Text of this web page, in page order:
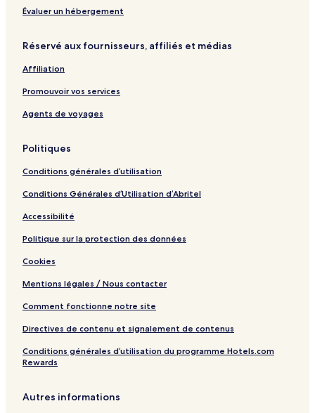
Évaluer un hébergement
Réservé aux fournisseurs, affiliés et médias
Affiliation
Promouvoir vos services
Agents de voyages
Politiques
Conditions générales d’utilisation
Conditions Générales d’Utilisation d’Abritel
Accessibilité
Politique sur la protection des données
Cookies
Mentions légales / Nous contacter
Comment fonctionne notre site
Directives de contenu et signalement de contenus
Conditions générales d’utilisation du programme Hotels.com
Rewards
Autres informations